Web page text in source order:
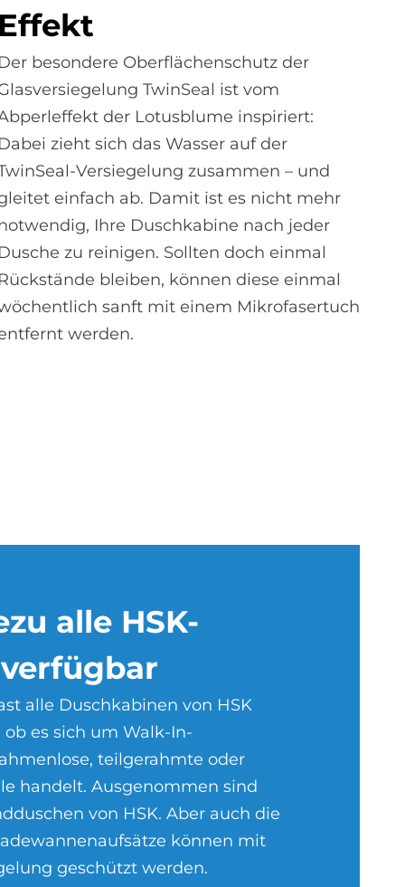
besondere Oberflächenschutz der
TwinSeal ist vom
der Lotusblume inspiriert:
zieht sich das Wasser auf der
Versiegelung zusammen – und
einfach ab. Damit ist es nicht mehr
Ihre Duschkabine nach jeder
zu reinigen. Sollten doch einmal
bleiben, können diese einmal
sanft mit einem Mikrofasertuch
werden.
alle HSK-
alle Duschkabinen von HSK
ob es sich um Walk-In-
teilgerahmte oder
handelt. Ausgenommen sind
von HSK. Aber auch die
können mit
geschützt werden.